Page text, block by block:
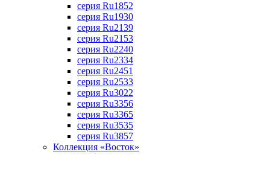
серия Ru1852
серия Ru1930
серия Ru2139
серия Ru2153
серия Ru2240
серия Ru2334
серия Ru2451
серия Ru2533
серия Ru3022
серия Ru3356
серия Ru3365
серия Ru3535
серия Ru3857
Коллекция «Восток»